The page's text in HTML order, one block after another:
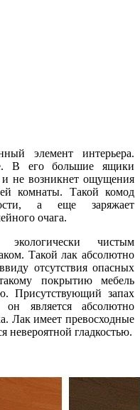
элемент интерьера.
В его большие ящики
не возникнет ощущения
комнаты. Такой комод
а еще заряжает
очага.
чистым
Такой лак абсолютно
отсутствия опасных
покрытию мебель
Присутствующий запах
он является абсолютно
Лак имеет превосходные
невероятной гладкостью.